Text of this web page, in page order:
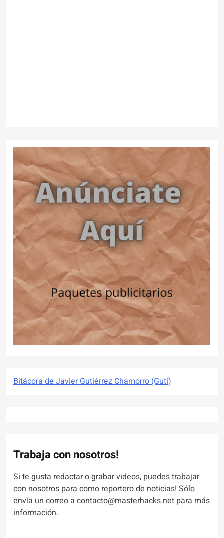
Bitácora de Javier Gutiérrez Chamorro (Guti)
Trabaja con nosotros!
Si te gusta redactar o grabar videos, puedes trabajar
con nosotros para como reportero de noticias! Sólo
envía un correo a contacto@masterhacks.net para más
información.